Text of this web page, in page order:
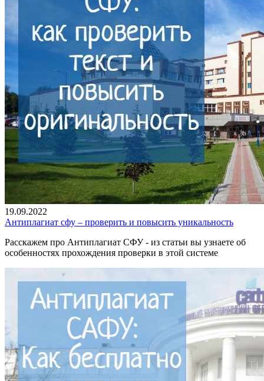
19.09.2022
Антиплагиат сфу – проверить и повысить уникальность
Расскажем про Антиплагиат СФУ - из статьи вы узнаете об
особенностях прохождения проверки в этой системе